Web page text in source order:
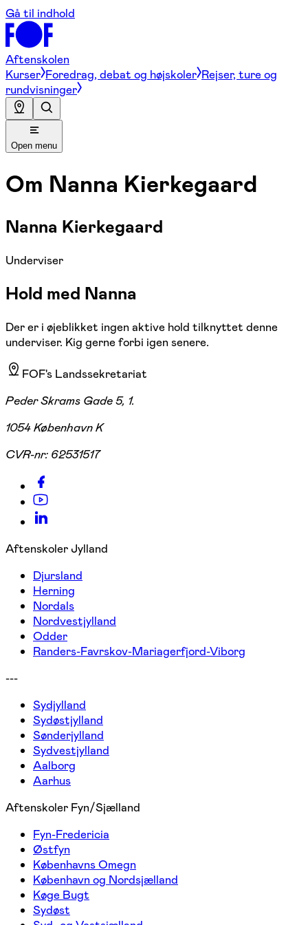
Gå til indhold
Aftenskolen
Kurser Foredrag, debat og højskoler Rejser, ture og
rundvisninger
Open menu
Om Nanna Kierkegaard
Nanna Kierkegaard
Underviser
Hold med Nanna
Der er i øjeblikket ingen aktive hold tilknyttet denne
underviser. Kig gerne forbi igen senere.
FOF's Landssekretariat
Peder Skrams Gade 5, 1.
1054 København K
CVR-nr: 62531517
Aftenskoler Jylland
Djursland
Herning
Nordals
Nordvestjylland
Odder
Randers-Favrskov-Mariagerfjord-Viborg
---
Sydjylland
Sydøstjylland
Sønderjylland
Sydvestjylland
Aalborg
Aarhus
Aftenskoler Fyn/Sjælland
Fyn-Fredericia
Østfyn
Københavns Omegn
København og Nordsjælland
Køge Bugt
Sydøst